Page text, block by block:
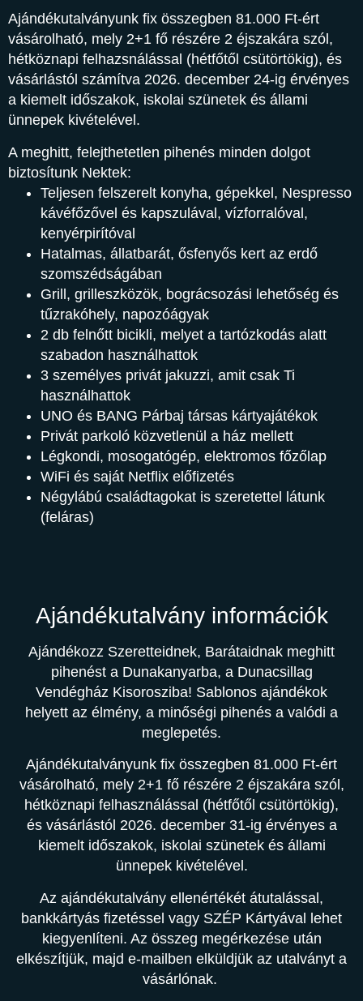
Ajándékutalványunk fix összegben 81.000 Ft-ért
vásárolható, mely 2+1 fő részére 2 éjszakára szól,
hétköznapi felhazsnálással (hétfőtől csütörtökig), és
vásárlástól számítva 2026. december 24-ig érvényes
a kiemelt időszakok, iskolai szünetek és állami
ünnepek kivételével.
A meghitt, felejthetetlen pihenés minden dolgot
biztosítunk Nektek:
Teljesen felszerelt konyha, gépekkel, Nespresso
kávéfőzővel és kapszulával, vízforralóval,
kenyérpirítóval
Hatalmas, állatbarát, ősfenyős kert az erdő
szomszédságában
Grill, grilleszközök, bográcsozási lehetőség és
tűzrakóhely, napozóágyak
2 db felnőtt bicikli, melyet a tartózkodás alatt
szabadon használhattok
3 személyes privát jakuzzi, amit csak Ti
használhattok
UNO és BANG Párbaj társas kártyajátékok
Privát parkoló közvetlenül a ház mellett
Légkondi, mosogatógép, elektromos főzőlap
WiFi és saját Netflix előfizetés
Négylábú családtagokat is szeretettel látunk
(feláras)
Ajándékutalvány információk
Ajándékozz Szeretteidnek, Barátaidnak meghitt
pihenést a Dunakanyarba, a Dunacsillag
Vendégház Kisorosziba! Sablonos ajándékok
helyett az élmény, a minőségi pihenés a valódi a
meglepetés.
Ajándékutalványunk fix összegben 81.000 Ft-ért
vásárolható, mely 2+1 fő részére 2 éjszakára szól,
hétköznapi felhasználással (hétfőtől csütörtökig),
és vásárlástól 2026. december 31-ig érvényes a
kiemelt időszakok, iskolai szünetek és állami
ünnepek kivételével.
Az ajándékutalvány ellenértékét átutalással,
bankkártyás fizetéssel vagy SZÉP Kártyával lehet
kiegyenlíteni. Az összeg megérkezése után
elkészítjük, majd e-mailben elküldjük az utalványt a
vásárlónak.